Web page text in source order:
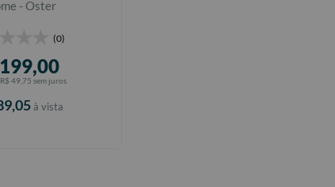
- Oster
(0)
199,00
R$ 49,75 sem juros
,05à vista